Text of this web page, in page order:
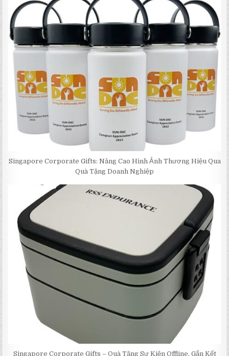
Singapore Corporate Gifts: Nâng Cao Hình Ảnh Thương Hiệu Qua
Quà Tặng Doanh Nghiệp
Singapore Corporate Gifts – Quà Tặng Sự Kiện Offline, Gắn Kết